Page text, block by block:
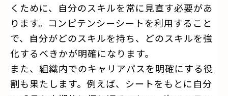
くために、自分のスキルを常に見直す必要があ
ります。コンピテンシーシートを利用すること
で、自分がどのスキルを持ち、どのスキルを強
化するべきかが明確になります。
また、組織内でのキャリアパスを明確にする役
割も果たします。例えば、シートをもとに自分